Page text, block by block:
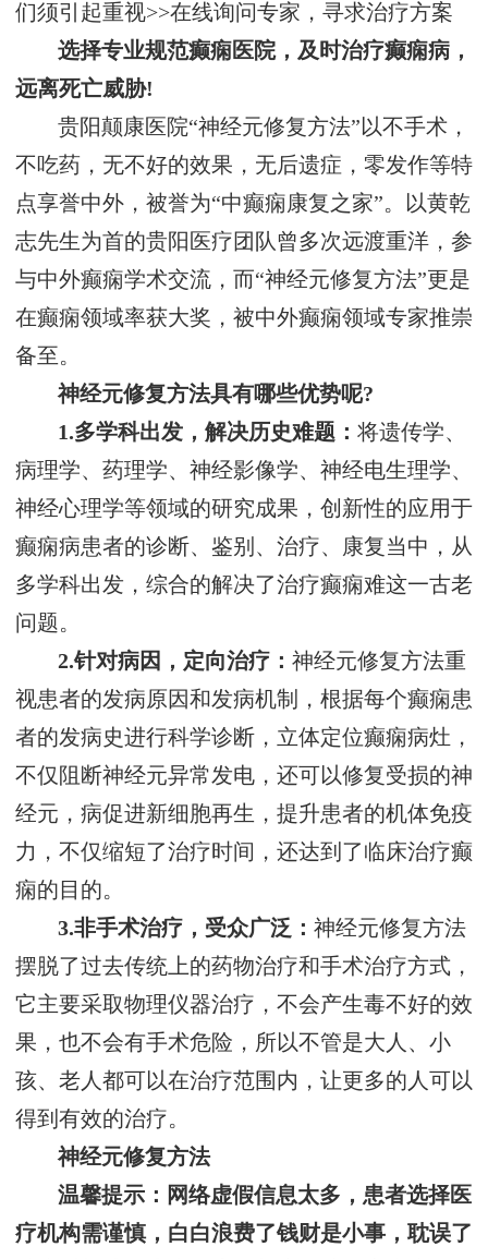
们须引起重视>>在线询问专家，寻求治疗方案
选择专业规范癫痫医院，及时治疗癫痫病，
远离死亡威胁!
贵阳颠康医院“神经元修复方法”以不手术，
不吃药，无不好的效果，无后遗症，零发作等特
点享誉中外，被誉为“中癫痫康复之家”。以黄乾
志先生为首的贵阳医疗团队曾多次远渡重洋，参
与中外癫痫学术交流，而“神经元修复方法”更是
在癫痫领域率获大奖，被中外癫痫领域专家推崇
备至。
神经元修复方法具有哪些优势呢?
1.多学科出发，解决历史难题：将遗传学、
病理学、药理学、神经影像学、神经电生理学、
神经心理学等领域的研究成果，创新性的应用于
癫痫病患者的诊断、鉴别、治疗、康复当中，从
多学科出发，综合的解决了治疗癫痫难这一古老
问题。
2.针对病因，定向治疗：神经元修复方法重
视患者的发病原因和发病机制，根据每个癫痫患
者的发病史进行科学诊断，立体定位癫痫病灶，
不仅阻断神经元异常发电，还可以修复受损的神
经元，病促进新细胞再生，提升患者的机体免疫
力，不仅缩短了治疗时间，还达到了临床治疗癫
痫的目的。
3.非手术治疗，受众广泛：神经元修复方法
摆脱了过去传统上的药物治疗和手术治疗方式，
它主要采取物理仪器治疗，不会产生毒不好的效
果，也不会有手术危险，所以不管是大人、小
孩、老人都可以在治疗范围内，让更多的人可以
得到有效的治疗。
神经元修复方法
温馨提示： 网络虚假信息太多，患者选择医
疗机构需谨慎，白白浪费了钱财是小事，耽误了